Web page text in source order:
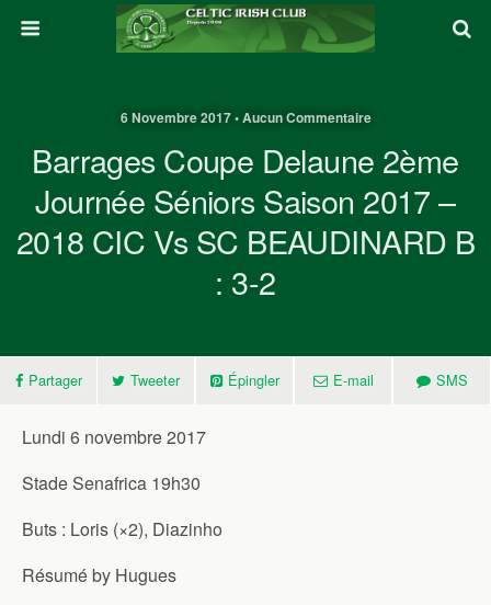
6 Novembre 2017 • Aucun Commentaire
Barrages Coupe Delaune 2ème
Journée Séniors Saison 2017 –
2018 CIC Vs SC BEAUDINARD B
: 3-2
Partager Tweeter Épingler E-mail SMS
Lundi 6 novembre 2017
Stade Senafrica 19h30
Buts : Loris (×2), Diazinho
Résumé by Hugues